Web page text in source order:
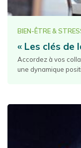
BIEN-ÊTRE &
« Les clés
Accordez à vos
une dynamique